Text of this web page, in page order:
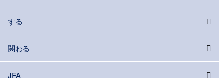
する
関わる
JFA